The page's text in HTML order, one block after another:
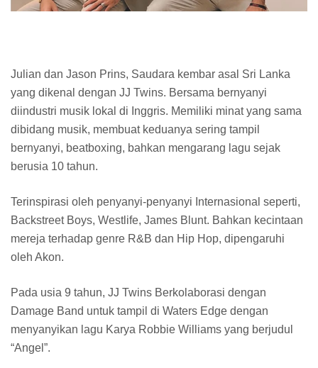
Julian dan Jason Prins, Saudara kembar asal Sri Lanka
yang dikenal dengan JJ Twins. Bersama bernyanyi
diindustri musik lokal di Inggris. Memiliki minat yang sama
dibidang musik, membuat keduanya sering tampil
bernyanyi, beatboxing, bahkan mengarang lagu sejak
berusia 10 tahun.
Terinspirasi oleh penyanyi-penyanyi Internasional seperti,
Backstreet Boys, Westlife, James Blunt. Bahkan kecintaan
mereja terhadap genre R&B dan Hip Hop, dipengaruhi
oleh Akon.
Pada usia 9 tahun, JJ Twins Berkolaborasi dengan
Damage Band untuk tampil di Waters Edge dengan
menyanyikan lagu Karya Robbie Williams yang berjudul
“Angel”.